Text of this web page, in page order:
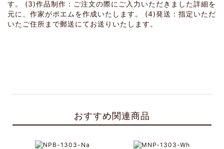
おすすめ関連商品